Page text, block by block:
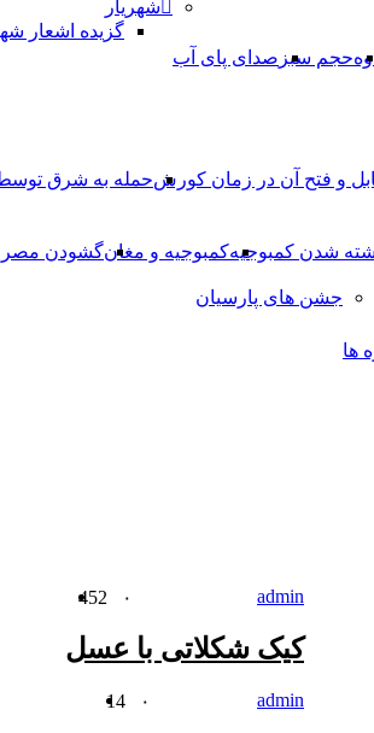
حجم سبز صدای پای آب
شهریار
گزیده اشعار
و فتح آن در زمان کورشحمله به شرق
شدن کمبوجیهکمبوجیه و مغانگشودن مصر
ها
جشن های پارسیان
admin ۰
کیک شکلاتی با عسل
admin ۰